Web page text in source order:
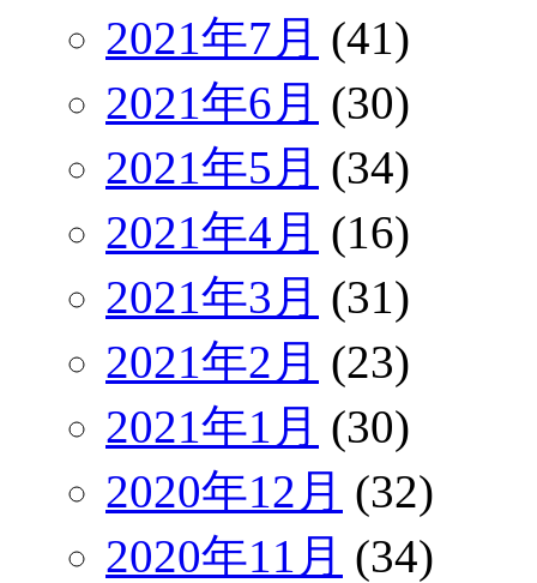
2021年7月 (41)
2021年6月 (30)
2021年5月 (34)
2021年4月 (16)
2021年3月 (31)
2021年2月 (23)
2021年1月 (30)
2020年12月 (32)
2020年11月 (34)